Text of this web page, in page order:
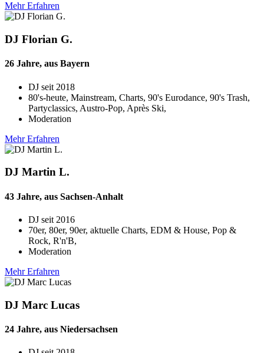
Mehr Erfahren
DJ Florian G.
26 Jahre, aus Bayern
DJ seit 2018
80's-heute, Mainstream, Charts, 90's Eurodance, 90's Trash,
Partyclassics, Austro-Pop, Après Ski,
Moderation
Mehr Erfahren
DJ Martin L.
43 Jahre, aus Sachsen-Anhalt
DJ seit 2016
70er, 80er, 90er, aktuelle Charts, EDM & House, Pop &
Rock, R'n'B,
Moderation
Mehr Erfahren
DJ Marc Lucas
24 Jahre, aus Niedersachsen